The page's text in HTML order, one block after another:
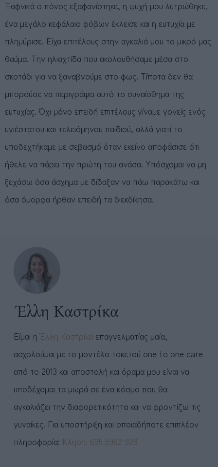
Έλλη Καστρίκα
Είμαι ηΈλλη Καστρίκα επαγγελματίας μαία,
ασχολούμαι με το μοντέλο τοκετού one to one care
από το 2013 και αποστολή και όραμα μου είναι να
υποδέχομαι τα μωρά σε ένα κόσμο που θα
αγκαλιάζει την διαφορετικότητα και να φροντίζω τις
γυναίκες. Για υποστήριξη και οποιαδήποτε επιπλέον
πληροφορία: Kλήση: 695 5962 928